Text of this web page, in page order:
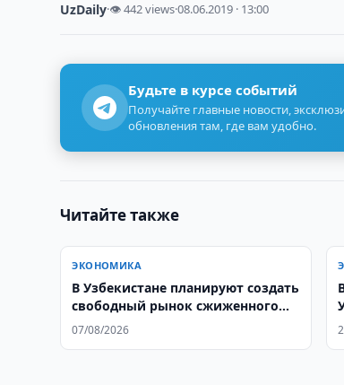
UzDaily·👁 442 views·08.06.2019 · 13:00
Будьте в курсе событий
Получайте главные новости,
обновления там, где вам удобно.
Читайте также
ЭКОНОМИКА
В Узбекистане планируют создать
свободный рынок сжиженного
газа
07/08/2026